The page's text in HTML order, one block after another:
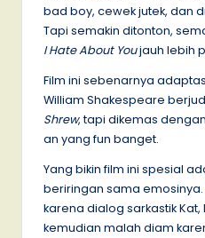
bad boy, cewek jutek, dan
Tapi semakin ditonton,
I Hate About Youjauh lebih
Film ini sebenarnya
William Shakespeare
Shrew, tapi dikemas
an yang fun banget.
Yang bikin film ini spesial
beriringan sama
karena dialog sarkastik
kemudian malah diam